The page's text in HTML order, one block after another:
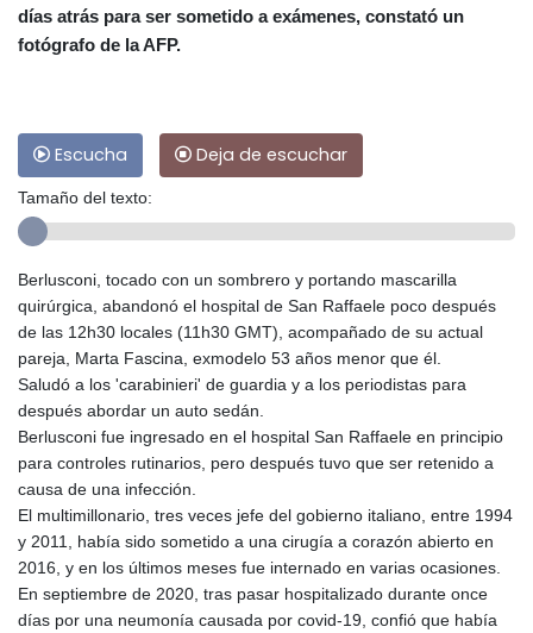
días atrás para ser sometido a exámenes, constató un
fotógrafo de la AFP.
Escucha Deja de escuchar
Tamaño del texto:
Berlusconi, tocado con un sombrero y portando mascarilla
quirúrgica, abandonó el hospital de San Raffaele poco después
de las 12h30 locales (11h30 GMT), acompañado de su actual
pareja, Marta Fascina, exmodelo 53 años menor que él.
Saludó a los 'carabinieri' de guardia y a los periodistas para
después abordar un auto sedán.
Berlusconi fue ingresado en el hospital San Raffaele en principio
para controles rutinarios, pero después tuvo que ser retenido a
causa de una infección.
El multimillonario, tres veces jefe del gobierno italiano, entre 1994
y 2011, había sido sometido a una cirugía a corazón abierto en
2016, y en los últimos meses fue internado en varias ocasiones.
En septiembre de 2020, tras pasar hospitalizado durante once
días por una neumonía causada por covid-19, confió que había